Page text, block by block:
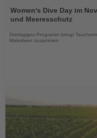
Sie
die
Women's Dive Day im
und Meeresschutz
Dreitägiges Programm bringt
Malediven zusammen